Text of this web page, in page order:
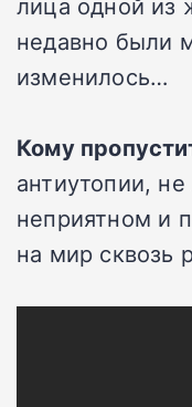
недавно были
изменилось…
Кому
антиутопии,
неприятном и
на мир сквозь